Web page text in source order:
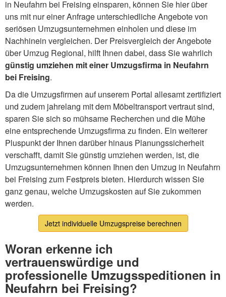
in Neufahrn bei Freising einsparen, können Sie hier über
uns mit nur einer Anfrage unterschiedliche Angebote von
seriösen Umzugsunternehmen einholen und diese im
Nachhinein vergleichen. Der Preisvergleich der Angebote
über Umzug Regional, hilft Ihnen dabei, dass Sie wahrlich
günstig umziehen mit einer Umzugsfirma in Neufahrn
bei Freising.
Da die Umzugsfirmen auf unserem Portal allesamt zertifiziert
und zudem jahrelang mit dem Möbeltransport vertraut sind,
sparen Sie sich so mühsame Recherchen und die Mühe
eine entsprechende Umzugsfirma zu finden. Ein weiterer
Pluspunkt der Ihnen darüber hinaus Planungssicherheit
verschafft, damit Sie günstig umziehen werden, ist, die
Umzugsunternehmen können Ihnen den Umzug in Neufahrn
bei Freising zum Festpreis bieten. Hierdurch wissen Sie
ganz genau, welche Umzugskosten auf Sie zukommen
werden.
Jetzt individuelle Umzugspreise berechnen
Woran erkenne ich
vertrauenswürdige und
professionelle Umzugsspeditionen in
Neufahrn bei Freising?